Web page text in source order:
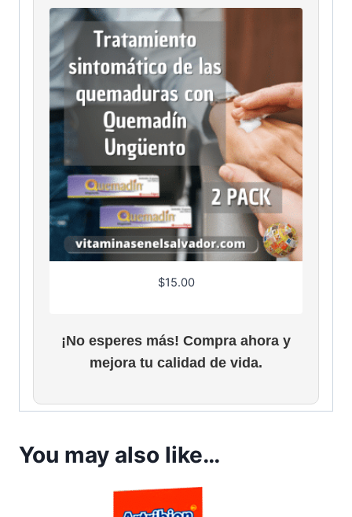
.
$15.00
¡No esperes más! Compra ahora y
mejora tu calidad de vida.
You may also like…